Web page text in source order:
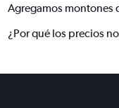
Agregamos montones
¿Por qué los precios